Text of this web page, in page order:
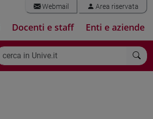
Webmail Area riservata
Docenti e staff Enti e aziende